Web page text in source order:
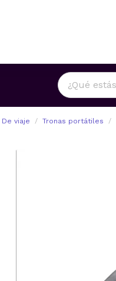
De viaje Tronas portátiles